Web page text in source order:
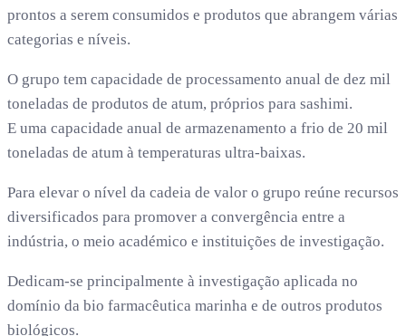
prontos a serem consumidos e produtos que abrangem várias
categorias e níveis.
O grupo tem capacidade de processamento anual de dez mil
toneladas de produtos de atum, próprios para sashimi.
E uma capacidade anual de armazenamento a frio de 20 mil
toneladas de atum à temperaturas ultra-baixas.
Para elevar o nível da cadeia de valor o grupo reúne recursos
diversificados para promover a convergência entre a
indústria, o meio académico e instituições de investigação.
Dedicam-se principalmente à investigação aplicada no
domínio da bio farmacêutica marinha e de outros produtos
biológicos.